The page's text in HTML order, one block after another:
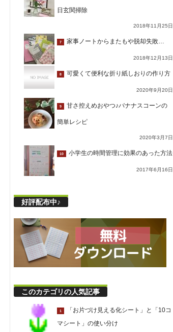
日玄関掃除
2018年11月25日
7 家事ノートからまたもや脱却失敗…
2018年12月13日
8 可愛くて便利な折り紙しおりの作り方
2020年9月20日
9 甘さ控えめおやつ♪バナナスコーンの
簡単レシピ
2020年3月7日
10 小学生の時間管理に効果のあった方法
2017年6月16日
好評配布中♪
このカテゴリの人気記事
1
「お片づけ見える化シート」と「10コ
マシート」の使い分け